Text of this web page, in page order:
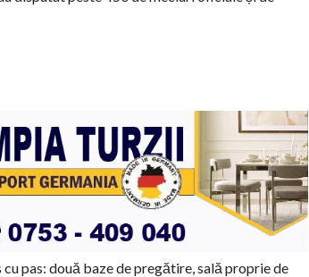
pas: două baze de pregătire, sală proprie de